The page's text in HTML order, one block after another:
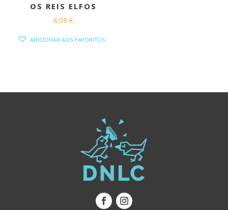
OS REIS ELFOS
8,08€
ADICIONAR AOS FAVORITOS